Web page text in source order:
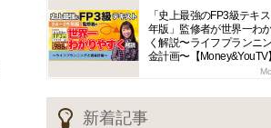
「史上最強のFP3級テキ
年版」監修者が世界一わ
く解説〜ライフプランニ
金計画〜【Money&YouTV】
新着記事